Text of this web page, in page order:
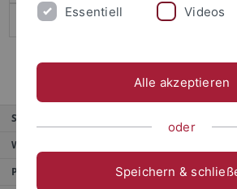
Service
Weitere Angebote
Portale
Essentiell Videos
Alle akzeptieren
oder
Speichern &